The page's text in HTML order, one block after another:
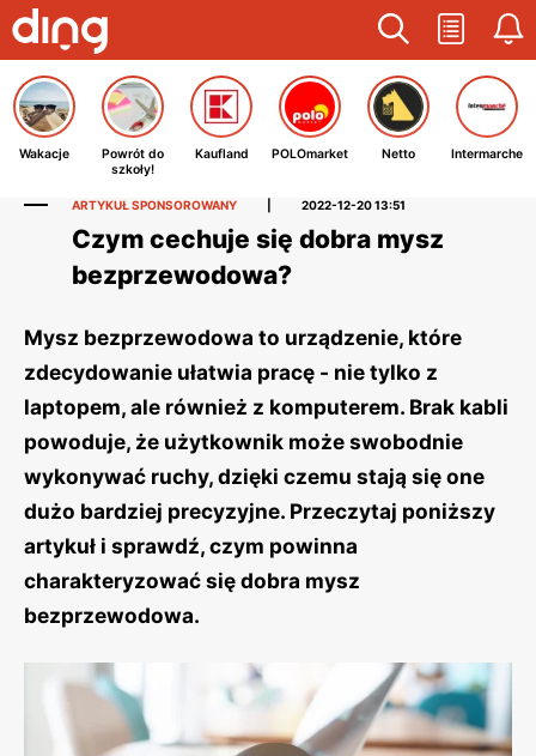
Wakacje
Powrót do
szkoły!
Kaufland POLOmarket Netto Intermarche
ARTYKUŁ SPONSOROWANY 2022-12-20 13:51
Czym cechuje się dobra mysz
bezprzewodowa?
Mysz bezprzewodowa to urządzenie, które
zdecydowanie ułatwia pracę - nie tylko z
laptopem, ale również z komputerem. Brak kabli
powoduje, że użytkownik może swobodnie
wykonywać ruchy, dzięki czemu stają się one
dużo bardziej precyzyjne. Przeczytaj poniższy
artykuł i sprawdź, czym powinna
charakteryzować się dobra mysz
bezprzewodowa.